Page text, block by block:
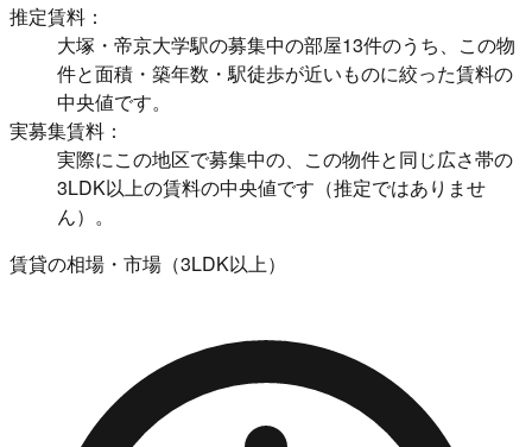
推定賃料：
大塚・帝京大学駅の募集中の部屋13件のうち、この物
件と面積・築年数・駅徒歩が近いものに絞った賃料の
中央値です。
実募集賃料：
実際にこの地区で募集中の、この物件と同じ広さ帯の
3LDK以上の賃料の中央値です（推定ではありませ
ん）。
賃貸の相場・市場（3LDK以上）